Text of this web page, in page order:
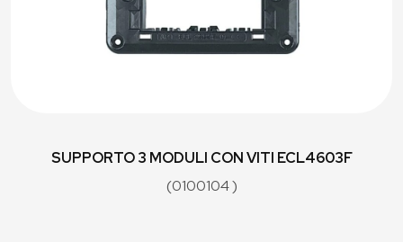
SUPPORTO 3 MODULI CON VITI ECL4603F
(0100104 )